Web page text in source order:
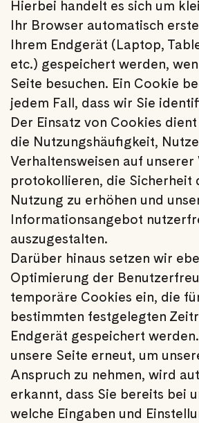
Hierbei handelt es sich um
Ihr Browser automatisch
Ihrem Endgerät (Laptop,
etc.) gespeichert werden,
Seite besuchen. Ein Cookie
jedem Fall, dass wir Sie
Der Einsatz von Cookies
die Nutzungshäufigkeit,
Verhaltensweisen auf unserer
protokollieren, die Sicherheit
Nutzung zu erhöhen und
Informationsangebot
auszugestalten.
Darüber hinaus setzen wir
Optimierung der
temporäre Cookies ein, die
bestimmten festgelegten
Endgerät gespeichert
unsere Seite erneut, um
Anspruch zu nehmen, wird
erkannt, dass Sie bereits bei
welche Eingaben und